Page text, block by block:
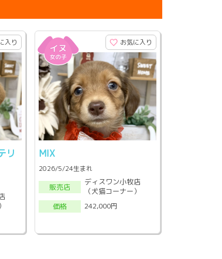
入り
リ
お気に入り
MIX
2026/5/24生まれ
販売店
ディスワン小牧店
（犬猫コーナー）
価格
242,000円